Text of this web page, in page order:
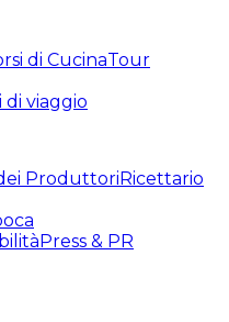
di CucinaTour
viaggio
ProduttoriRicettario
Press & PR